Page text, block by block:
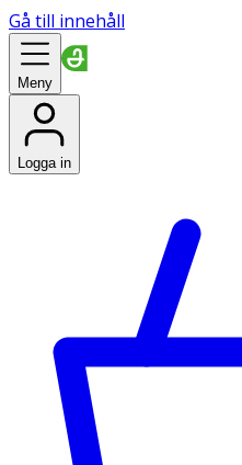
Gå till innehåll
Meny
Logga in